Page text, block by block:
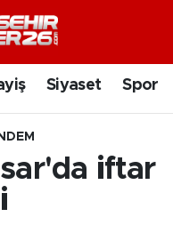
Siyaset Spor
iftar
Durumu ve Fikstür